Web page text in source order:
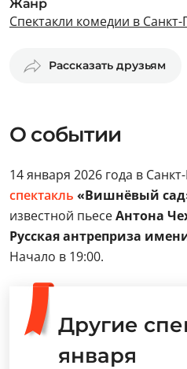
Жанр
Спектакли комедии в
Рассказать друзьям
О событии
14 января 2026 года в
спектакль «Вишнёвый
известной пьесеАнтона
Русская антреприза
Начало в 19:00.
Другие
января